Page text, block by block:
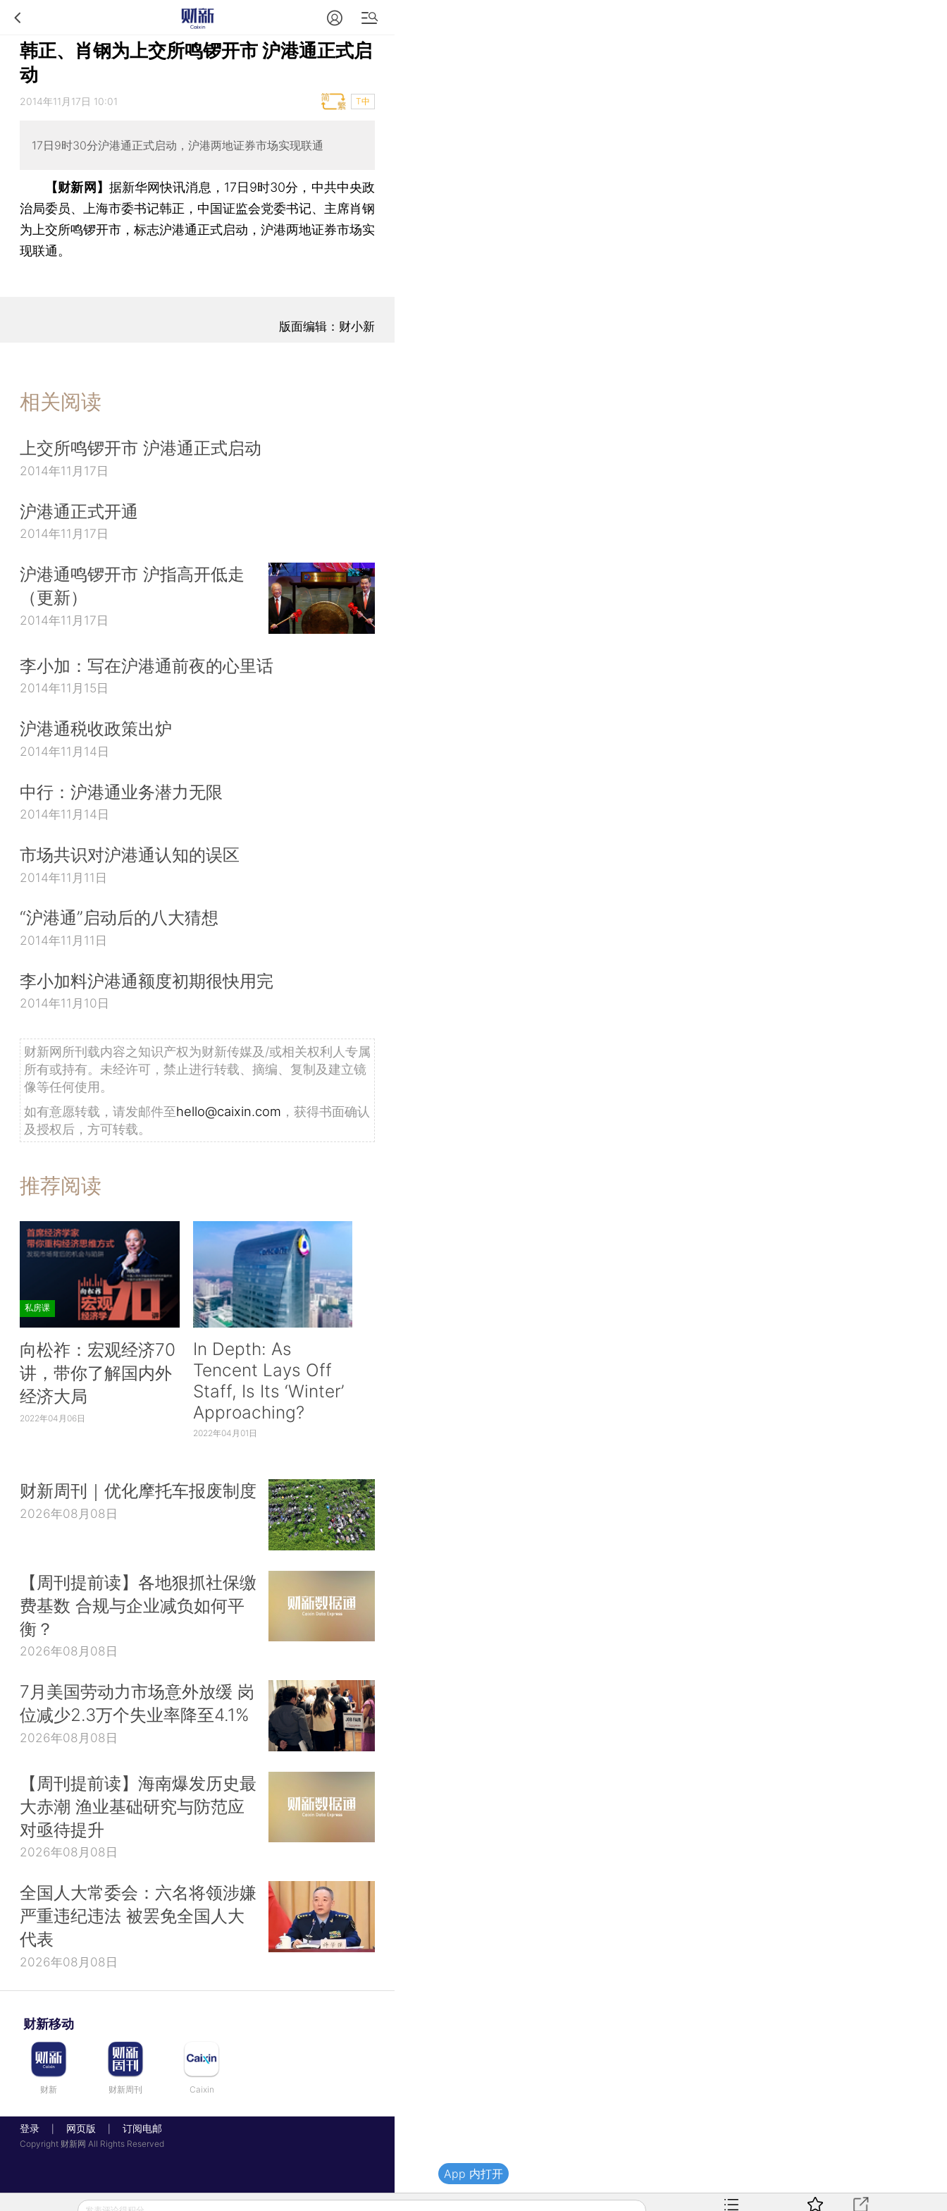
韩正、肖钢为上交所鸣锣开市 沪港通正式启
动
2014年11月17日 10:01 T中
17日9时30分沪港通正式启动，沪港两地证券市场实现联通
【财新网】 据新华网快讯消息，17日9时30分，中共中央政
治局委员、上海市委书记韩正，中国证监会党委书记、主席肖钢
为上交所鸣锣开市，标志沪港通正式启动，沪港两地证券市场实
现联通。
版面编辑：财小新
相关阅读
上交所鸣锣开市 沪港通正式启动
2014年11月17日
沪港通正式开通
2014年11月17日
沪港通鸣锣开市 沪指高开低走
（更新）
2014年11月17日
李小加：写在沪港通前夜的心里话
2014年11月15日
沪港通税收政策出炉
2014年11月14日
中行：沪港通业务潜力无限
2014年11月14日
市场共识对沪港通认知的误区
2014年11月11日
“沪港通”启动后的八大猜想
2014年11月11日
李小加料沪港通额度初期很快用完
2014年11月10日
财新网所刊载内容之知识产权为财新传媒及/或相关权利人专属
所有或持有。未经许可，禁止进行转载、摘编、复制及建立镜
像等任何使用。
如有意愿转载，请发邮件至hello@caixin.com ，获得书面确认
及授权后，方可转载。
推荐阅读
私房课
向松祚：宏观经济70
讲，带你了解国内外
经济大局
2022年04月06日
In Depth: As
Tencent Lays Off
Staff, Is Its ‘Winter’
Approaching?
2022年04月01日
财新周刊｜优化摩托车报废制度
2026年08月08日
【周刊提前读】各地狠抓社保缴
费基数 合规与企业减负如何平
衡？
2026年08月08日
7月美国劳动力市场意外放缓 岗
位减少2.3万个失业率降至4.1%
2026年08月08日
【周刊提前读】海南爆发历史最
大赤潮 渔业基础研究与防范应
对亟待提升
2026年08月08日
全国人大常委会：六名将领涉嫌
严重违纪违法 被罢免全国人大
代表
2026年08月08日
财新移动
财新 财新周刊 Caixin
登录 网页版 订阅电邮
Copyright 财新网 All Rights Reserved
App 内打开